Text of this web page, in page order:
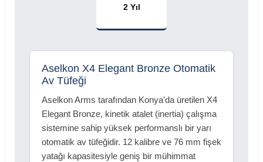
2 Yıl
Aselkon X4 Elegant Bronze Otomatik
Av Tüfeği
Aselkon Arms tarafından Konya'da üretilen X4
Elegant Bronze, kinetik atalet (inertia) çalışma
sistemine sahip yüksek performanslı bir yarı
otomatik av tüfeğidir. 12 kalibre ve 76 mm fişek
yatağı kapasitesiyle geniş bir mühimmat